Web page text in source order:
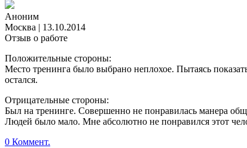
Аноним
Москва | 13.10.2014
Отзыв о работе
Положительные стороны:
Место тренинга было выбрано неплохое. Пытаясь
остался.
Отрицательные стороны:
Был на тренинге. Совершенно не понравилась манера
Людей было мало. Мне абсолютно не понравился этот
0 Коммент.